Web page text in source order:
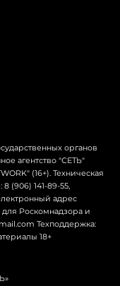
органов
агентство "СЕТЬ"
(16+). Техническая
(906) 141-89-55,
адрес
Роскомнадзора и
Техподдержка:
18+